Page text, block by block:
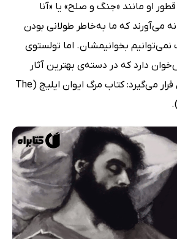
او مانند «جنگ و صلح» یا «آنا
می‌آورند که ما به‌خاطر طولانی بودن
بخوانیمشان. اما تولستوی
دارد که در دسته‌ی بهترین آثار
ادبیات داستانی جهان قرار می‌گیرد: کتاب مرگ ایوان ایلیچ (The